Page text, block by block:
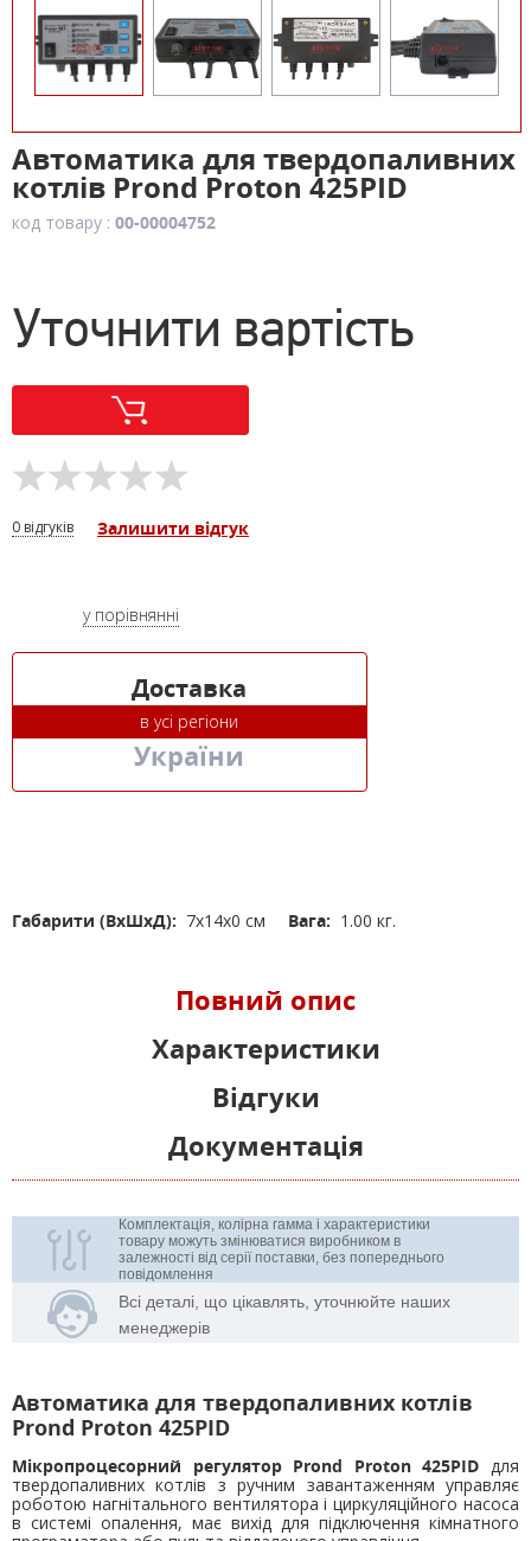
Автоматика для твердопаливних
котлів Prond Proton 425PID
код товару : 00-00004752
Уточнити вартість
0 відгуків Залишити відгук
у порівнянні
Доставка
в усі регіони
України
Габарити (ВхШхД): 7x14x0 см Вага: 1.00 кг.
Повний опис
Характеристики
Відгуки
Документація
Комплектація, колірна гамма і характеристики
товару можуть змінюватися виробником в
залежності від серії поставки, без попереднього
повідомлення
Всі деталі, що цікавлять, уточнюйте наших
менеджерів
Автоматика для твердопаливних котлів
Prond Proton 425PID
Мікропроцесорний регулятор Prond Proton 425PID для
твердопаливних котлів з ручним завантаженням управляє
роботою нагнітального вентилятора і циркуляційного насоса
в системі опалення, має вихід для підключення кімнатного